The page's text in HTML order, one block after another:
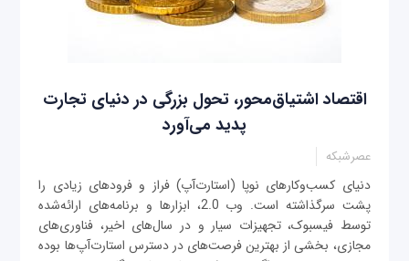
اقتصاد اشتیاق‌محور، تحول بزرگی در دنیای تجارت
پدید می‌آورد
عصرشبکه
دنیای کسب‌وکارهای نوپا (استارت‌آپ) فراز و فرودهای زیادی را
پشت سرگذاشته است. وب 2.0، ابزارها و برنامه‌های ارائه‌شده
توسط فیسبوک، تجهیزات سیار و در سال‌های اخیر، فناوری‌های
مجازی، بخشی از بهترین فرصت‌‌های در دسترس استارت‌آپ‌ها بوده